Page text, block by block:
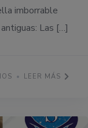
imborrable
Las […]
LEER MÁS